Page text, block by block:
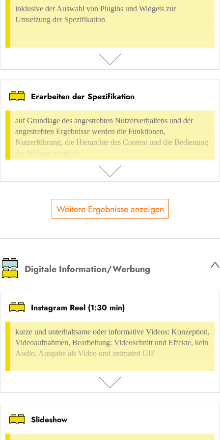
ENTHALTEN IN
Digital Environment Internetpräsenzen
inklusive der Auswahl von Plugins und Widgets zur
Umsetzung der Spezifikation
BESCHREIBUNG
inklusive der Auswahl von Plugins und Widgets zur Umsetzung der
Spezifikation
NUTZUNGSVERGÜTUNG
Digital Environment Content Management Systeme CMS Wordpress
Digital Environment Internetpräsenzen Konzeption
Erarbeiten der Spezifikation
auf Grundlage des angestrebten Nutzerverhaltens und der
angestrebten Ergebnisse werden die Funktionen,
Nutzerführung, die Hierarchie des Content und die Bedienung
der Website ermittelt
NUTZUNGSVERGÜTUNG
nicht möglich
ENTHALTEN IN
Digital Environment Content Management Systeme CMS Wordpress
Digital Environment UX-Design Produktanforderungen & -umfang
Weitere Ergebnisse anzeigen
Digitale Information/Werbung
Instagram Reel (1:30 min)
kurze und unterhaltsame oder informative Videos: Konzeption,
Videoaufnahmen, Bearbeitung: Videoschnitt und Effekte, kein
Audio, Ausgabe als Video und animated GIF
BESCHREIBUNG
kurze und unterhaltsame oder informative Videos: Konzeption,
Slideshow